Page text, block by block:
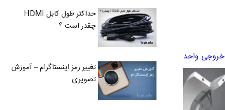
خروجی واحد
حداکثر طول کابل HDMI
چقدر است ؟
تغییر رمز اینستاگرام – آموزش
تصویری